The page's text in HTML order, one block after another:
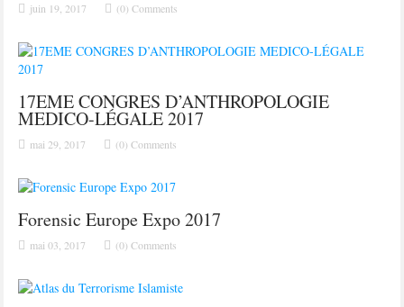
juin 19, 2017 (0) Comments
17EME CONGRES D’ANTHROPOLOGIE
MEDICO-LÉGALE 2017
mai 29, 2017 (0) Comments
Forensic Europe Expo 2017
mai 03, 2017 (0) Comments